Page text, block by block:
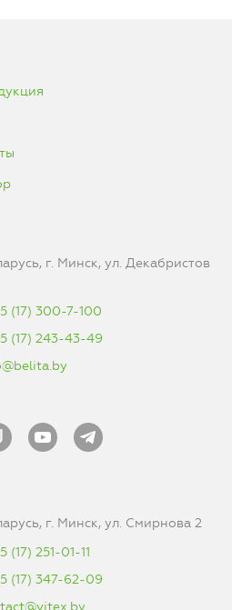
г. Минск, ул. Декабристов
(17) 300-7-100
(17) 243-43-49
г. Минск, ул. Смирнова 2
(17) 251-01-11
(17) 347-62-09